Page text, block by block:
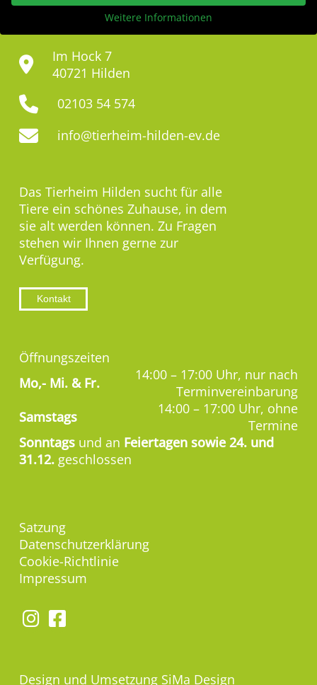
Weitere Informationen
Im Hock 7
40721 Hilden
02103 54 574
info@tierheim-hilden-ev.de
Das Tierheim Hilden sucht für alle
Tiere ein schönes Zuhause, in dem
sie alt werden können. Zu Fragen
stehen wir Ihnen gerne zur
Verfügung.
Kontakt
Öffnungszeiten
Mo,- Mi. & Fr.
14:00 – 17:00 Uhr, nur nach
Terminvereinbarung
Samstags
14:00 – 17:00 Uhr, ohne
Termine
Sonntags und an Feiertagen sowie 24. und
31.12. geschlossen
Satzung
Datenschutzerklärung
Cookie-Richtlinie
Impressum
Design und Umsetzung SiMa Design